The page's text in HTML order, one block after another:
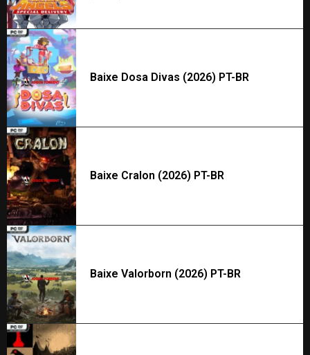
Baixe Dosa Divas (2026) PT-BR
Baixe Cralon (2026) PT-BR
Baixe Valorborn (2026) PT-BR